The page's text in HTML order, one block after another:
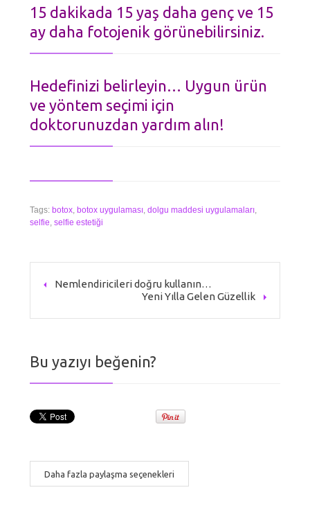
15 dakikada 15 yaş daha genç ve 15
ay daha fotojenik görünebilirsiniz.
Hedefinizi belirleyin… Uygun ürün
ve yöntem seçimi için
doktorunuzdan yardım alın!
Tags: botox, botox uygulaması,dolgu maddesi uygulamaları,
selfie,selfie estetiği
Nemlendiricileri doğru kullanın…
Yeni Yılla Gelen Güzellik
Bu yazıyı beğenin?
Daha fazla paylaşma seçenekleri